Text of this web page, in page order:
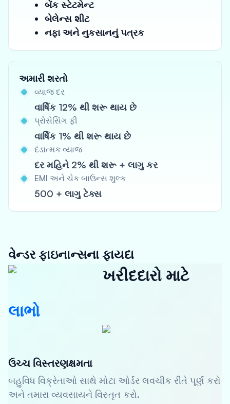
બેંક સ્ટેટમેન્ટ
બેલેન્સ શીટ
નફા અને નુકસાનનું પત્રક
અમારી શરતો
વ્યાજ દર
વાર્ષિક 12% થી શરૂ થાય છે
પ્રોસેસિંગ ફી
વાર્ષિક 1% થી શરૂ થાય છે
દંડાત્મક વ્યાજ
દર મહિને 2% થી શરૂ + લાગુ કર
EMI અને ચેક બાઉન્સ શુલ્ક
500 + લાગુ ટેક્સ
વેન્ડર ફાઇનાન્સના ફાયદા
ખરીદદારો માટે
લાભો
ઉચ્ચ વિસ્તરણક્ષમતા
બહુવિધ વિક્રેતાઓ સાથે મોટા ઓર્ડર લવચીક રીતે પૂર્ણ કરો
અને તમારા વ્યવસાયને વિસ્તૃત કરો.